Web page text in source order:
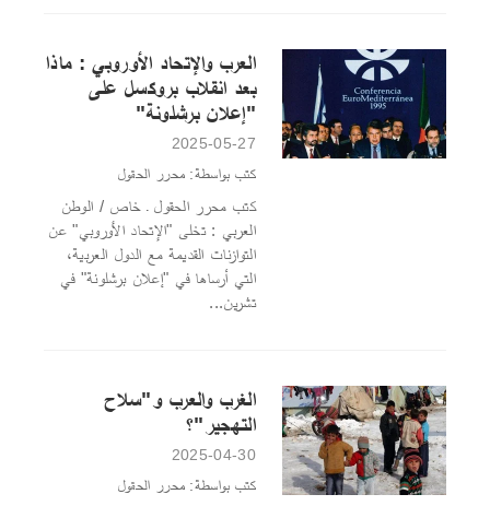
العرب والإتحاد الأوروبي : ماذا
بعد انقلاب بروكسل على
"إعلان برشلونة"
2025-05-27
كتب بواسطة: محرر الحقول
كتب محرر الحقول ـ خاص / الوطن
العربي : تخلى "الإتحاد الأوروبي" عن
التوازنات القديمة مع الدول العربية،
التي أرساها في "إعلان برشلونة" في
تشرين...
الغرب والعرب و"سلاح
التهجير"؟
2025-04-30
كتب بواسطة: محرر الحقول